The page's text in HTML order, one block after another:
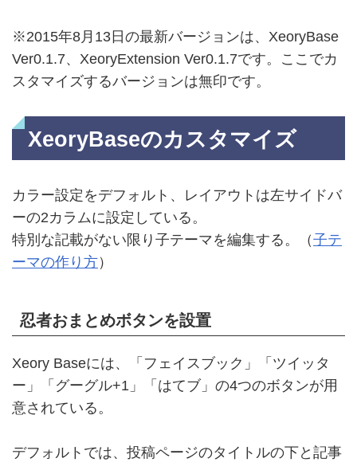
※2015年8月13日の最新バージョンは、XeoryBase
Ver0.1.7、XeoryExtension Ver0.1.7です。ここでカ
スタマイズするバージョンは無印です。
XeoryBaseのカスタマイズ
カラー設定をデフォルト、レイアウトは左サイドバ
ーの2カラムに設定している。
特別な記載がない限り子テーマを編集する。（子テ
ーマの作り方）
忍者おまとめボタンを設置
Xeory Baseには、「フェイスブック」「ツイッタ
ー」「グーグル+1」「はてブ」の4つのボタンが用
意されている。
デフォルトでは、投稿ページのタイトルの下と記事